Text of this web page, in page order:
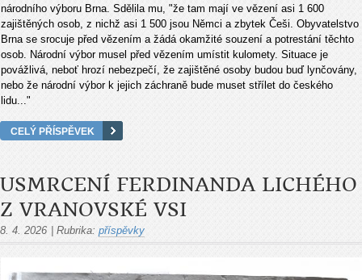
národního výboru Brna. Sdělila mu, "že tam mají ve vězení asi 1 600
zajištěných osob, z nichž asi 1 500 jsou Němci a zbytek Češi. Obyvatelstvo
Brna se srocuje před vězením a žádá okamžité souzení a potrestání těchto
osob. Národní výbor musel před vězením umístit kulomety. Situace je
povážlivá, neboť hrozí nebezpečí, že zajištěné osoby budou buď lynčovány,
nebo že národní výbor k jejich záchraně bude muset střílet do českého
lidu..."
CELÝ PŘÍSPĚVEK
USMRCENÍ FERDINANDA LICHÉHO
Z VRANOVSKÉ VSI
8. 4. 2026 Rubrika: příspěvky